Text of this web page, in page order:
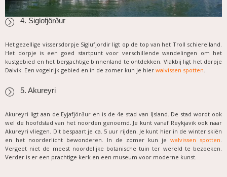
4. Siglofjörður
Het gezellige vissersdorpje Siglufjordir ligt op de top van het Troll schiereiland.
Het dorpje is een goed startpunt voor verschillende wandelingen om het
kustgebied en het bergachtige binnenland te ontdekken. Vlakbij ligt het dorpje
Dalvik. Een vogelrijk gebied en in de zomer kun je hier walvissen spotten.
5. Akureyri
Akureyri ligt aan de Eyjafjörður en is de 4e stad van IJsland. De stad wordt ook
wel de hoofdstad van het noorden genoemd. Je kunt vanaf Reykjavik ook naar
Akureyri vliegen. Dit bespaart je ca. 5 uur rijden. Je kunt hier in de winter skiën
en het noorderlicht bewonderen. In de zomer kun je walvissen spotten.
Vergeet niet de meest noordelijke botanische tuin ter wereld te bezoeken.
Verder is er een prachtige kerk en een museum voor moderne kunst.